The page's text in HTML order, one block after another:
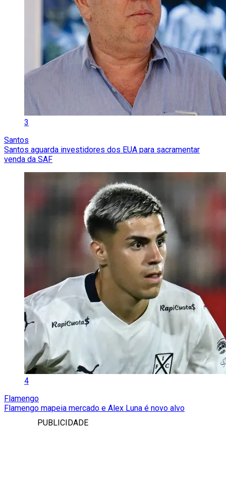
3
Santos
Santos aguarda investidores dos EUA para sacramentar
venda da SAF
4
Flamengo
Flamengo mapeia mercado e Alex Luna é novo alvo
PUBLICIDADE